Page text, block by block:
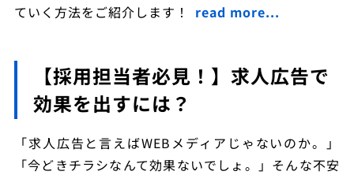
ていく方法をご紹介します！
read more...
【採用担当者必見！】求人広告で
効果を出すには？
「求人広告と言えばWEBメディアじゃないのか。」
「今どきチラシなんて効果ないでしょ。」そんな不安